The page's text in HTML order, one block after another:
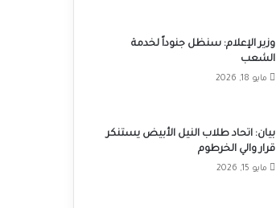
وزير الإعلام: سنظل جنوداً لخدمة
الشعب
مايو 18, 2026
بيان: اتحاد طلاب النيل الأبيض يستنكر
قرار والي الخرطوم
مايو 15, 2026